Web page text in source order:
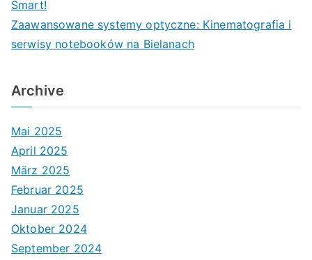
Smart!
Zaawansowane systemy optyczne: Kinematografia i
serwisy notebooków na Bielanach
Archive
Mai 2025
April 2025
März 2025
Februar 2025
Januar 2025
Oktober 2024
September 2024